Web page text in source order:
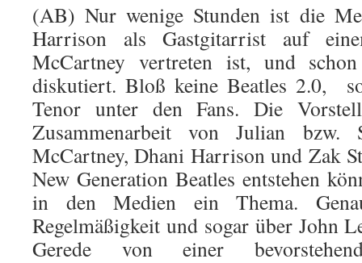
(AB) Nur wenige Stunden ist die
Harrison als Gastgitarrist auf
McCartney vertreten ist, und
diskutiert. Bloß keine Beatles 2.0,
Tenor unter den Fans. Die
Zusammenarbeit von Julian bzw.
McCartney, Dhani Harrison und Zak
New Generation Beatles entstehen
in den Medien ein Thema.
Regelmäßigkeit und sogar über John
Gerede von einer